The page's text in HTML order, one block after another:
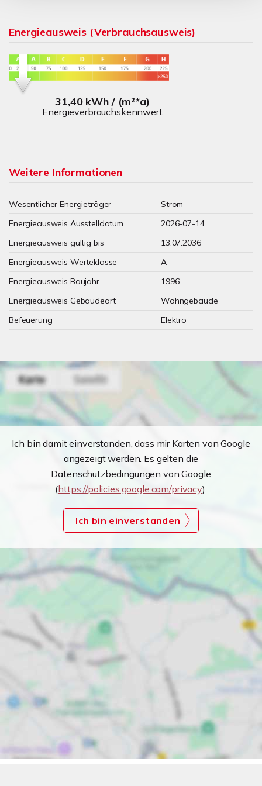
Energieausweis (Verbrauchsausweis)
31,40 kWh / (m²*a)
Energieverbrauchskennwert
Weitere Informationen
Wesentlicher Energieträger
Strom
Energieausweis Ausstelldatum
2026-07-14
Energieausweis gültig bis
13.07.2036
Energieausweis Werteklasse
A
Energieausweis Baujahr
1996
Energieausweis Gebäudeart
Wohngebäude
Befeuerung
Elektro
Ich bin damit einverstanden, dass mir Karten von Google
angezeigt werden. Es gelten die
Datenschutzbedingungen von Google
(https://policies.google.com/privacy).
Ich bin einverstanden